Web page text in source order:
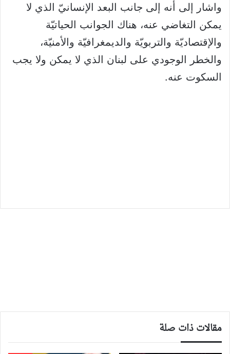
واشار إلى أنه إلى جانب البعد الإنسانيّ الذي لا
يمكن التغاضي عنه، هناك الجوانب الحياتيّة
والإقتصاديّة والتربويّة والديمغرافيّة والأمنيّة،
والخطر الوجودي على لبنان الذي لا يمكن ولا يجب
السكوت عنه.
مقالات ذات صلة